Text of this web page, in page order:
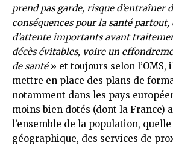
prend pas garde, risque d’entraîner
conséquences pour la santé partout,
d’attente importants avant
décès évitables, voire un
de santé» et toujours selon l’OMS,
mettre en place des plans de
notamment dans les pays
moins bien dotés (dont la France)
l’ensemble de la population,
géographique, des services de